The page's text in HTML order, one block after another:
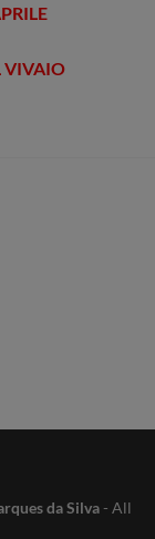
VIVAIO
da Silva- All